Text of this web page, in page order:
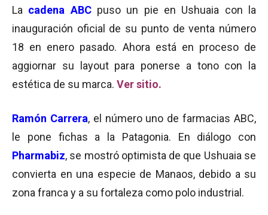
La cadena ABCpuso un pie en Ushuaia con la
inauguración oficial de su punto de venta número
18 en enero pasado. Ahora está en proceso de
aggiornar su layout para ponerse a tono con la
estética de su marca. Ver sitio.
Ramón Carrera, el número uno de farmacias ABC,
le pone fichas a la Patagonia. En diálogo con
Pharmabiz, se mostró optimista de que Ushuaia se
convierta en una especie de Manaos, debido a su
zona franca y a su fortaleza como polo industrial.